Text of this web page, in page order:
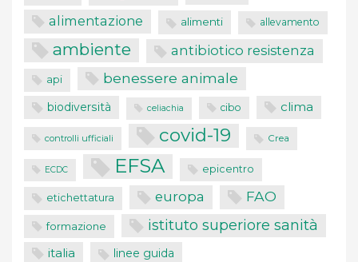
alimentazione alimenti allevamento
ambiente antibiotico resistenza
api benessere animale
biodiversità celiachia cibo clima
controlli ufficiali covid-19 Crea
ECDC EFSA epicentro
etichettatura europa FAO
formazione istituto superiore sanità
italia linee guida